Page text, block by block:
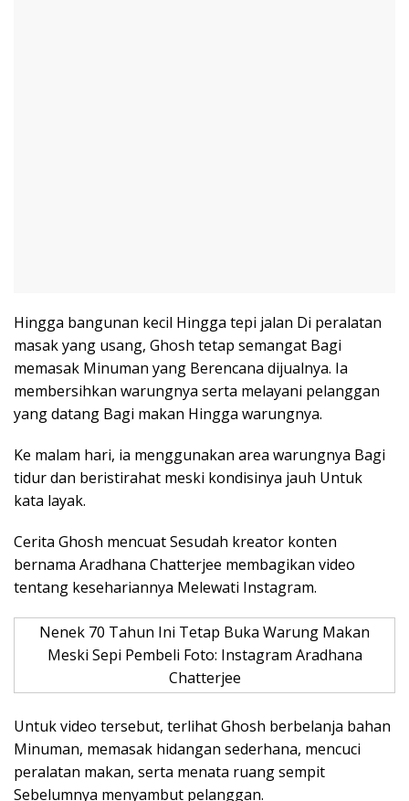
Hingga bangunan kecil Hingga tepi jalan Di peralatan
masak yang usang, Ghosh tetap semangat Bagi
memasak Minuman yang Berencana dijualnya. Ia
membersihkan warungnya serta melayani pelanggan
yang datang Bagi makan Hingga warungnya.
Ke malam hari, ia menggunakan area warungnya Bagi
tidur dan beristirahat meski kondisinya jauh Untuk
kata layak.
Cerita Ghosh mencuat Sesudah kreator konten
bernama Aradhana Chatterjee membagikan video
tentang kesehariannya Melewati Instagram.
Nenek 70 Tahun Ini Tetap Buka Warung Makan
Meski Sepi Pembeli Foto: Instagram Aradhana
Chatterjee
Untuk video tersebut, terlihat Ghosh berbelanja bahan
Minuman, memasak hidangan sederhana, mencuci
peralatan makan, serta menata ruang sempit
Sebelumnya menyambut pelanggan.